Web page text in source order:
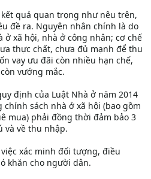
quả quan trọng như nêu trên,
đề ra. Nguyên nhân chính là do
xã hội, nhà ở công nhân; cơ chế
thực chất, chưa đủ mạnh để thu
vay ưu đãi còn nhiều hạn chế,
vướng mắc.
định của Luật Nhà ở năm 2014
sách nhà ở xã hội (bao gồm
mua) phải đồng thời đảm bảo 3
và về thu nhập.
xác minh đối tượng, điều
khăn cho người dân.